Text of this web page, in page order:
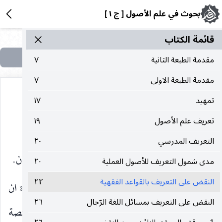
بحوث في علم الأصول [ ج ١ ]
قائمة الکتاب
مقدمة الطبعة الثانية
٧
مقدمة الطبعة الاولى
٧
تمهيد
١٧
تعريف علم الأصول
١٩
التعريف المدرسي
٢٠
مدى شمول التعريف للأصول العملية
٢٠
النقض على التعريف بالقواعد الفقهية
٢٢
النقض على التعريف بمسائل اللغة الرّجال
٢٦
النقض على التعريف بالقواعد الفقهية
وأما الاعتراض الثاني ؛ فقد ذكر في مقام دفعه وجهان.
الأول : ما أفاده السيد الأستاذ ـ دام ظله ـ بقوله : « ان
الأحكام المستفادة من القواعد الفقهية سواء كانت مختصة